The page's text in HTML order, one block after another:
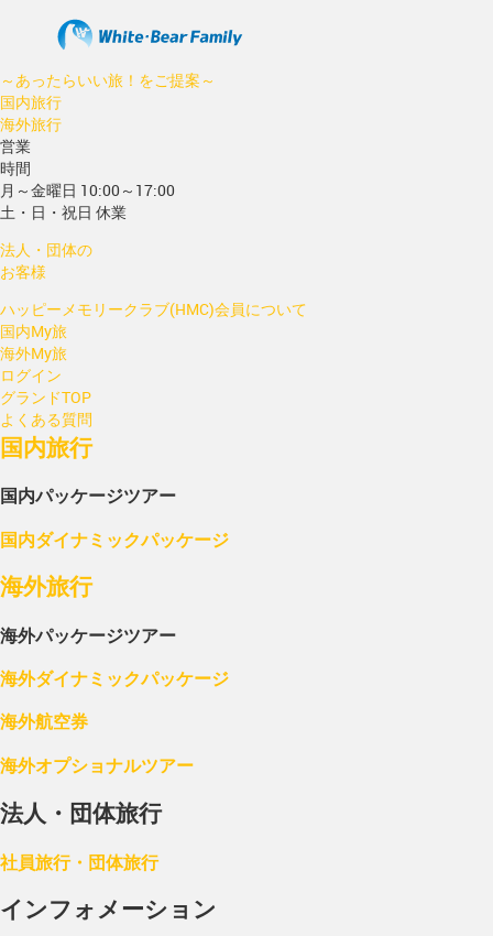
～あったらいい旅！をご提案～
国内旅行
海外旅行
営業
時間
月～金曜日 10:00～17:00
土・日・祝日 休業
法人・団体の
お客様
ハッピーメモリークラブ(HMC)会員について
国内My旅
海外My旅
ログイン
グランドTOP
よくある質問
国内旅行
国内パッケージツアー
国内ダイナミックパッケージ
海外旅行
海外パッケージツアー
海外ダイナミックパッケージ
海外航空券
海外オプショナルツアー
法人・団体旅行
社員旅行・団体旅行
インフォメーション